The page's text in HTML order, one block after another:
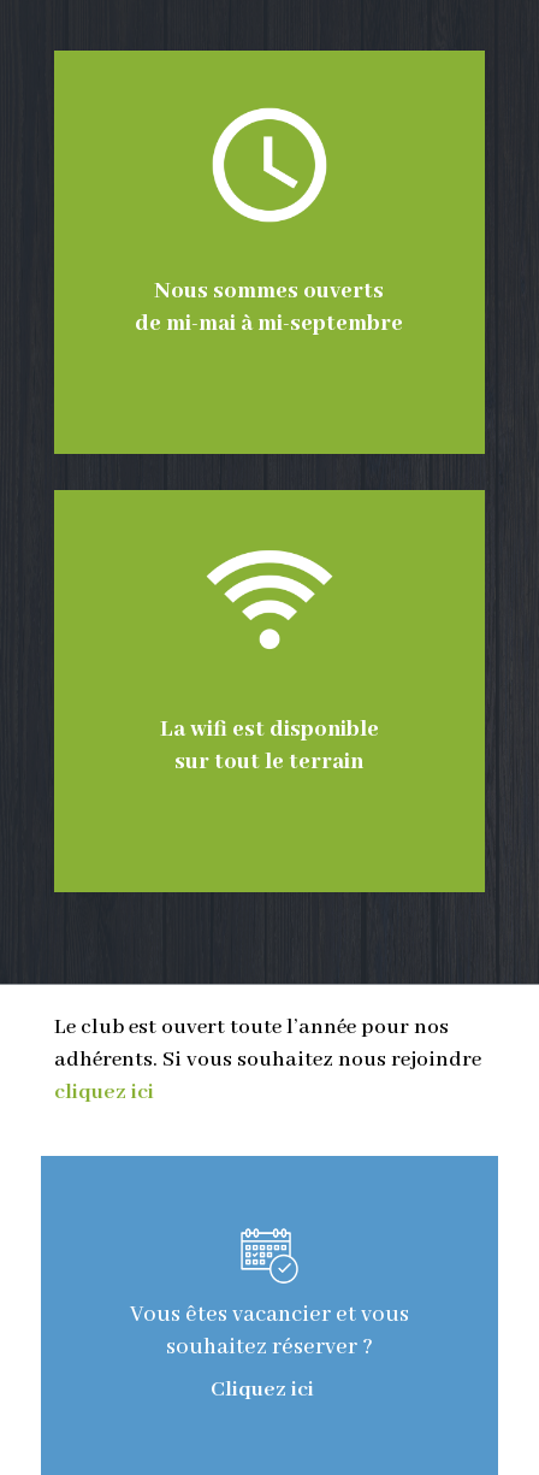
Nous sommes ouverts
de mi-mai à mi-septembre
La wifi est disponible
sur tout le terrain
Le club est ouvert toute l’année pour nos
adhérents. Si vous souhaitez nous rejoindre
cliquez ici
Vous êtes vacancier et vous
souhaitez réserver ?
Cliquez ici